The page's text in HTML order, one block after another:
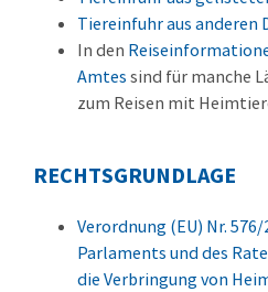
Tiereinfuhr aus
In den
Amtes sind für manche
zum Reisen mit
RECHTSGRUNDLAGE
Verordnung (EU) Nr.
Parlaments und des
die Verbringung von